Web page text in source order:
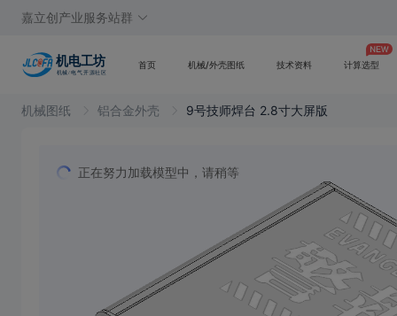
嘉立创产业服务站群
首页 机械/外壳图纸 技术资料 计算选型
机械图纸 铝合金外壳 9号技师焊台 2.8寸大屏版
正在努力加载模型中，请稍等